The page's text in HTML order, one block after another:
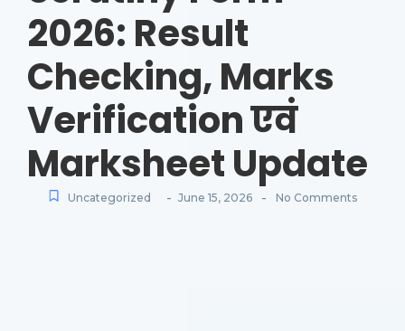
2026: Result
Checking, Marks
Verification एवं
Marksheet Update
Uncategorized - June 15, 2026 - No Comments